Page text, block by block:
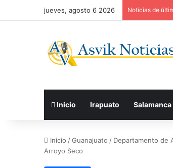
jueves, agosto 6 2026 Noticias de
Inicio Irapuato Salamanca
Inicio /Guanajuato / Departamento de
Arroyo Seco